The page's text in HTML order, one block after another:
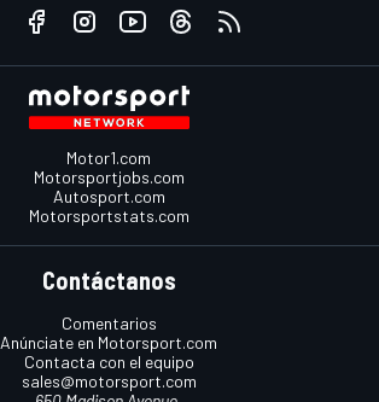
Motor1.com
Motorsportjobs.com
Autosport.com
Motorsportstats.com
Contáctanos
Comentarios
Anúnciate en Motorsport.com
Contacta con el equipo
sales@motorsport.com